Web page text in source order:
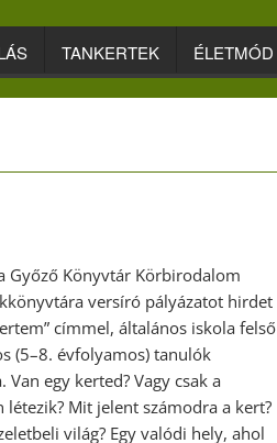
TANKERTEK ÉLETMÓD
Győző Könyvtár Körbirodalom
versíró pályázatot hirdet
címmel, általános iskola felső
(5–8. évfolyamos) tanulók
Van egy kerted? Vagy csak a
létezik? Mit jelent számodra a kert?
világ? Egy valódi hely, ahol